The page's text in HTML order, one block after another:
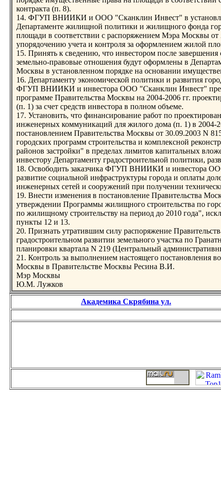
контракта (п. 8).
14. ФГУП ВНИИКИ и ООО "Сканклин Инвест" в
Департаменте жилищной политики и жилищного фонда
площади в соответствии с распоряжением Мэра Москвы
упорядочению учета и контроля за оформлением жилой
15. Принять к сведению, что инвестором после завершения
земельно-правовые отношения будут оформлены в
Москвы в установленном порядке на основании
16. Департаменту экономической политики и развития
ФГУП ВНИИКИ и инвестора ООО "Сканклин Инвест"
программе Правительства Москвы на 2004-2006 гг.
(п. 1) за счет средств инвестора в полном объеме.
17. Установить, что финансирование работ по
инженерных коммуникаций для жилого дома (п. 1) в 2004-
постановлением Правительства Москвы от 30.09.2003 N
городских программ строительства и комплексной
районов застройки" в пределах лимитов капитальных
инвестору Департаменту градостроительной политики,
18. Освободить заказчика ФГУП ВНИИКИ и инвестора
развитие социальной инфраструктуры города и оплаты
инженерных сетей и сооружений при получении
19. Внести изменения в постановление Правительства
утверждении Программы жилищного строительства по
по жилищному строительству на период до 2010 года",
пункты 12 и 13.
20. Признать утратившим силу распоряжение
градостроительном развитии земельного участка по
планировки квартала N 219 (Центральный
21. Контроль за выполнением настоящего постановления
Москвы в Правительстве Москвы Ресина В.И.
Мэр Москвы
Ю.М. Лужков
Академика Скрябина ул.